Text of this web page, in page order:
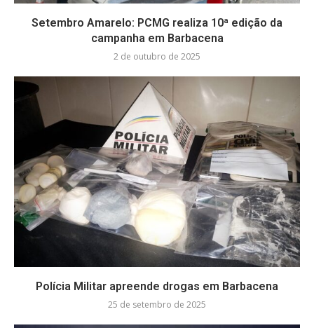
Setembro Amarelo: PCMG realiza 10ª edição da
campanha em Barbacena
2 de outubro de 2025
Polícia Militar apreende drogas em Barbacena
25 de setembro de 2025